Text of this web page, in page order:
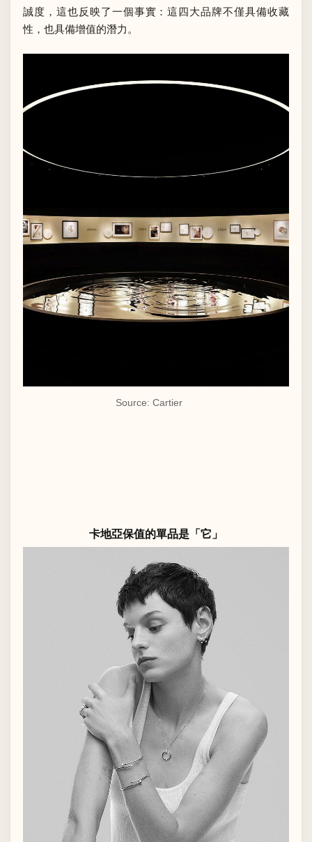
誠度，這也反映了一個事實：這四大品牌不僅具備收藏
性，也具備增值的潛力。
Source: Cartier
卡地亞保值的單品是「它」